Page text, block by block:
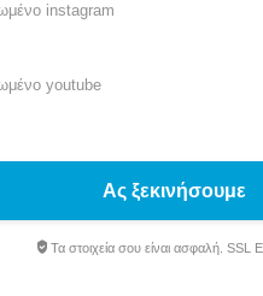
instagram
youtube
Ας ξεκινήσουμε
Τα στοιχεία σου είναι ασφαλή. SSL